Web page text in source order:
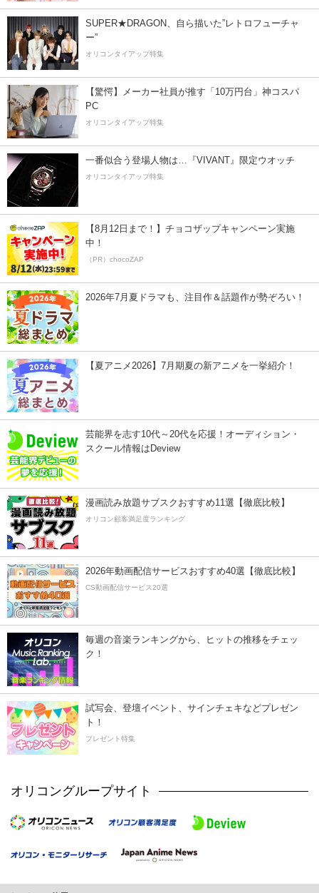
SUPER★DRAGON、自ら描いた”レトロフューチャ
ー”
オリコンタイアップ特集
【驚愕】メーカー社員が推す「10万円台」神コスパ
PC
オリコンタイアップ特集
一番似合う登場人物は…『VIVANT』限定ウオッチ
オリコンタイアップ特集
【8月12日まで！】チョコザップキャンペーン実施
中！
（PR）chocoZAP
2026年7月夏ドラマも、注目作＆話題作が勢ぞろい！
【夏アニメ2026】7月期夏の新アニメを一挙紹介！
芸能界を志す10代～20代を応援！オーディション・
スクール情報はDeview
漫画読み放題サブスクおすすめ11選【徹底比較】
オリコン顧客満足度ランキング
2026年動画配信サービスおすすめ40選【徹底比較】
CS動画配信サービス20選
毎週の音楽ランキングから、ヒットの推移をチェッ
ク！
試写会、登壇イベント、サインチェキなどプレゼン
ト！
プレゼント特集
オリコングループサイト